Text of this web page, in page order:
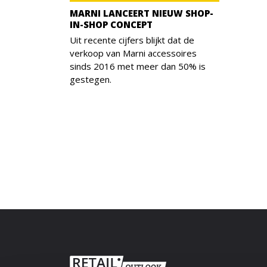
MARNI LANCEERT NIEUW SHOP-
IN-SHOP CONCEPT
Uit recente cijfers blijkt dat de
verkoop van Marni accessoires
sinds 2016 met meer dan 50% is
gestegen.